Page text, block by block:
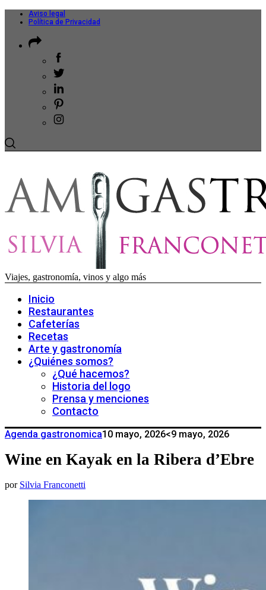
Aviso legal
Política de Privacidad
Viajes, gastronomía, vinos y algo más
Inicio
Restaurantes
Cafeterías
Recetas
Arte y gastronomía
¿Quiénes somos?
¿Qué hacemos?
Historia del logo
Prensa y menciones
Contacto
Agenda gastronomica10 mayo, 2026<9 mayo, 2026
Wine en Kayak en la Ribera d’Ebre
por Silvia Franconetti